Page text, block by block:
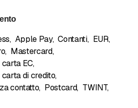
, Apple Pay, Contanti, EUR,
, Mastercard,
EC,
di credito,
contatto, Postcard, TWINT,